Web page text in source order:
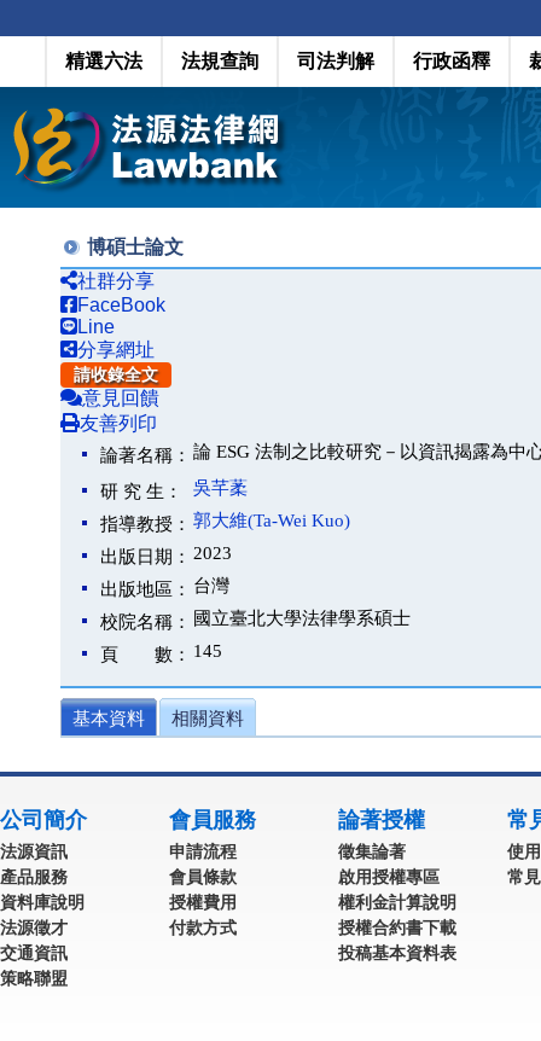
精選六法 法規查詢 司法判解 行政函釋
博碩士論文
社群分享
FaceBook
Line
分享網址
請收錄全文
意見回饋
友善列印
論著名稱： 論 ESG 法制之比較研究－以資訊揭露為中
研 究 生：
吳芊葇
指導教授： 郭大維(Ta-Wei Kuo)
出版日期： 2023
出版地區： 台灣
校院名稱：
國立臺北大學法律學系碩士
頁 數： 145
基本資料 相關資料
公司簡介
法源資訊
產品服務
資料庫說明
法源徵才
交通資訊
策略聯盟
會員服務
申請流程
會員條款
授權費用
付款方式
論著授權
徵集論著
啟用授權專區
權利金計算說明
授權合約書下載
投稿基本資料表
常
使
常